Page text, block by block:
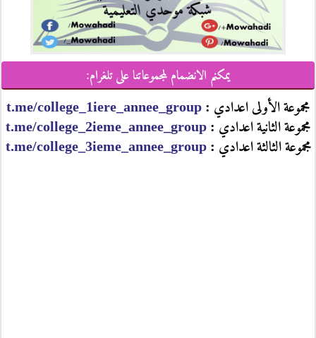
يمكنم الانضمام لمجموعاتنا على تلغرام:
مجموعة الأولى اعدادي : t.me/college_1iere_annee_group
مجموعة الثانية اعدادي : t.me/college_2ieme_annee_group
مجموعة الثالثة اعدادي :t.me/college_3ieme_annee_group